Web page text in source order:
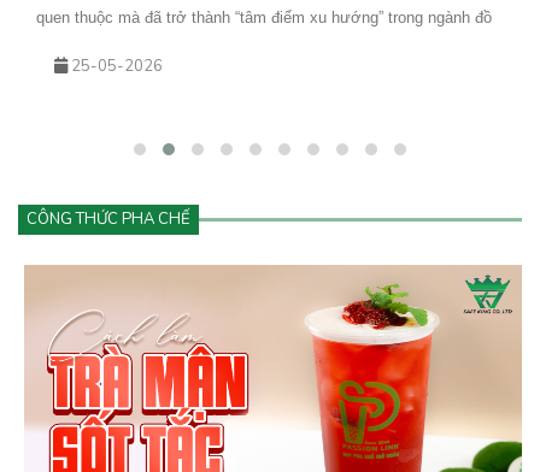
quen thuộc mà đã trở thành “tâm điểm xu hướng” trong ngành đồ
như matcha kem cheese, matcha dừa, matcha đá xay… tất cả đều
để kinh doanh đồ uống matcha hiệu quả, lâu dài?
25-05-2026
CÔNG THỨC PHA CHẾ